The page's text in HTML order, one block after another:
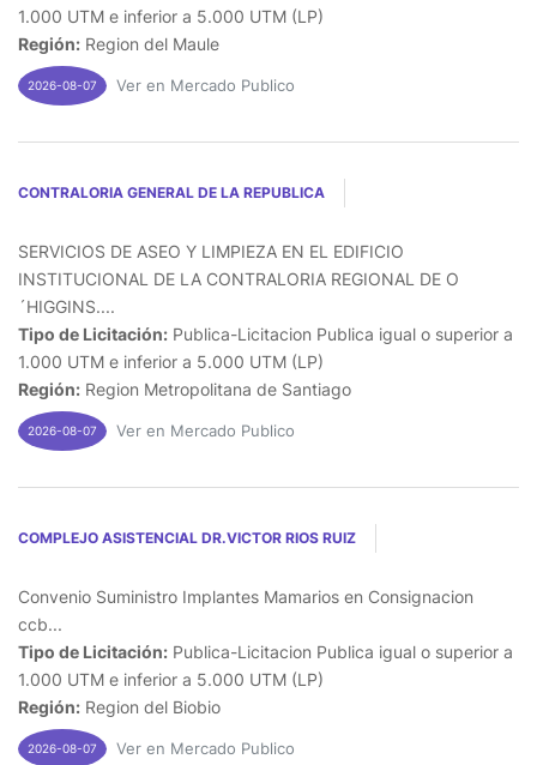
1.000 UTM e inferior a 5.000 UTM (LP)
Región: Region del Maule
2026-08-07 Ver en Mercado Publico
CONTRALORIA GENERAL DE LA REPUBLICA
SERVICIOS DE ASEO Y LIMPIEZA EN EL EDIFICIO
INSTITUCIONAL DE LA CONTRALORIA REGIONAL DE O
´HIGGINS....
Tipo de Licitación: Publica-Licitacion Publica igual o superior a
1.000 UTM e inferior a 5.000 UTM (LP)
Región: Region Metropolitana de Santiago
2026-08-07 Ver en Mercado Publico
COMPLEJO ASISTENCIAL DR.VICTOR RIOS RUIZ
Convenio Suministro Implantes Mamarios en Consignacion
ccb...
Tipo de Licitación: Publica-Licitacion Publica igual o superior a
1.000 UTM e inferior a 5.000 UTM (LP)
Región: Region del Biobio
2026-08-07 Ver en Mercado Publico